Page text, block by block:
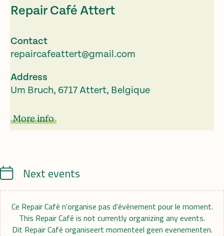
Repair Café Attert
Contact
repaircafeattert@gmail.com
Address
Um Bruch, 6717 Attert, Belgique
More info
CalendrierNext events
Ce Repair Café n'organise pas d'événement pour le moment.
This Repair Café is not currently organizing any events.
Dit Repair Café organiseert momenteel geen evenementen.